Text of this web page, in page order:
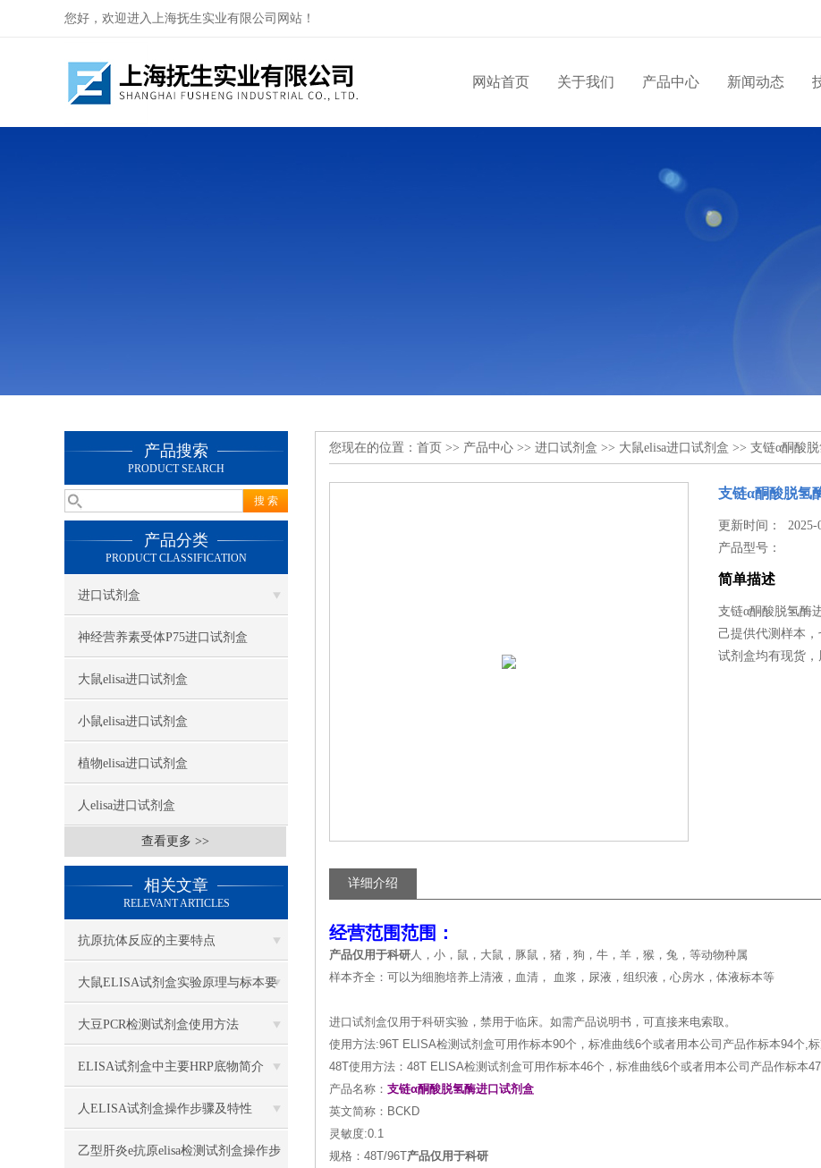
您好，欢迎进入上海抚生实业有限公司网站！
网站首页 关于我们 产品中心 新闻动态
产品搜索
PRODUCT SEARCH
产品分类
PRODUCT CLASSIFICATION
进口试剂盒
神经营养素受体P75进口试剂盒
大鼠elisa进口试剂盒
小鼠elisa进口试剂盒
植物elisa进口试剂盒
人elisa进口试剂盒
查看更多 >>
相关文章
RELEVANT ARTICLES
抗原抗体反应的主要特点
大鼠ELISA试剂盒实验原理与标本要
求
大豆PCR检测试剂盒使用方法
ELISA试剂盒中主要HRP底物简介
人ELISA试剂盒操作步骤及特性
乙型肝炎e抗原elisa检测试剂盒操作步
您现在的位置： 首页 >> 产品中心 >> 进口试剂盒 >> 大鼠elisa进口试剂盒 >> 支链α酮酸
支链α酮酸脱氢
更新时间： 2025-
产品型号：
简单描述
支链α酮酸脱氢酶
己提供代测样本
试剂盒均有现货，
详细介绍
经营范围范围：
产品仅用于科研人，小，鼠，大鼠，豚鼠，猪，狗，牛，羊，猴，兔，等动物种属
样本齐全：可以为细胞培养上清液，血清， 血浆，尿液，组织液，心房水，体液标本等
进口试剂盒仅用于科研实验，禁用于临床。如需产品说明书，可直接来电索取。
使用方法:96T ELISA检测试剂盒可用作标本90个，标准曲线6个或者用本公司产品作标本94个,标
48T使用方法：48T ELISA检测试剂盒可用作标本46个，标准曲线6个或者用本公司产品作标本47
产品名称： 支链α酮酸脱氢酶进口试剂盒
英文简称：BCKD
灵敏度:0.1
规格：48T/96T 产品仅用于科研